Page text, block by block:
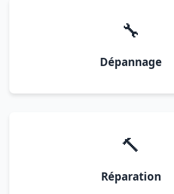
🔧
Dépannage
🔨
Réparation